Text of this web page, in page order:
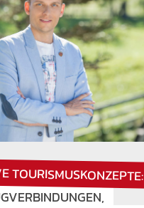
TOURISMUSKONZEPTE: